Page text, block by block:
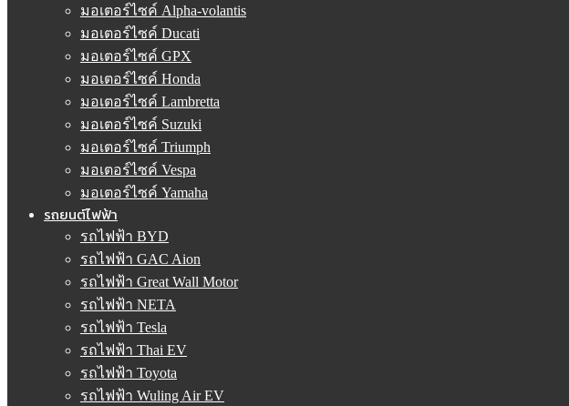
มอเตอร์ไซค์ Alpha-volantis
มอเตอร์ไซค์ Ducati
มอเตอร์ไซค์ GPX
มอเตอร์ไซค์ Honda
มอเตอร์ไซค์ Lambretta
มอเตอร์ไซค์ Suzuki
มอเตอร์ไซค์ Triumph
มอเตอร์ไซค์ Vespa
มอเตอร์ไซค์ Yamaha
รถยนต์ไฟฟ้า
รถไฟฟ้า BYD
รถไฟฟ้า GAC Aion
รถไฟฟ้า Great Wall Motor
รถไฟฟ้า NETA
รถไฟฟ้า Tesla
รถไฟฟ้า Thai EV
รถไฟฟ้า Toyota
รถไฟฟ้า Wuling Air EV